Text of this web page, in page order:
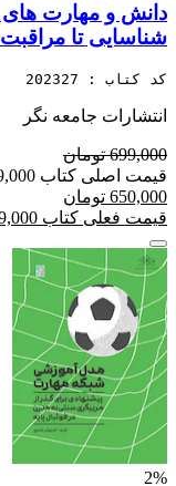
دانش و مهارت های
شناسایی تا
کد کتاب : 202327
انتشارات جامعه نگر
699,000 تومان
قیمت اصلی کتاب 699,000 تومان بود
650,000 تومان
قیمت فعلی کتاب 699,000 تومان است
2%